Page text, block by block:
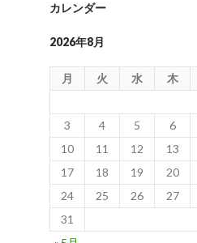
カレンダー
2026年8月
月 火 水 木
3
4 5 6
10
11 12 13
17
18 19 20
24
25 26 27
31